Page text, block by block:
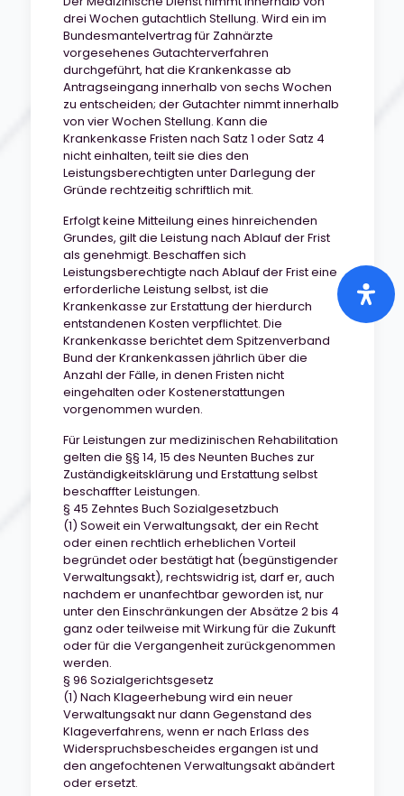
drei Wochen gutachtlich Stellung. Wird ein im
Bundesmantelvertrag für Zahnärzte
vorgesehenes Gutachterverfahren
durchgeführt, hat die Krankenkasse ab
Antragseingang innerhalb von sechs Wochen
zu entscheiden; der Gutachter nimmt innerhalb
von vier Wochen Stellung. Kann die
Krankenkasse Fristen nach Satz 1 oder Satz 4
nicht einhalten, teilt sie dies den
Leistungsberechtigten unter Darlegung der
Gründe rechtzeitig schriftlich mit.
Erfolgt keine Mitteilung eines hinreichenden
Grundes, gilt die Leistung nach Ablauf der Frist
als genehmigt. Beschaffen sich
Leistungsberechtigte nach Ablauf der Frist eine
erforderliche Leistung selbst, ist die
Krankenkasse zur Erstattung der hierdurch
entstandenen Kosten verpflichtet. Die
Krankenkasse berichtet dem Spitzenverband
Bund der Krankenkassen jährlich über die
Anzahl der Fälle, in denen Fristen nicht
eingehalten oder Kostenerstattungen
vorgenommen wurden.
Für Leistungen zur medizinischen Rehabilitation
gelten die §§ 14, 15 des Neunten Buches zur
Zuständigkeitsklärung und Erstattung selbst
beschaffter Leistungen.
§ 45 Zehntes Buch Sozialgesetzbuch
(1) Soweit ein Verwaltungsakt, der ein Recht
oder einen rechtlich erheblichen Vorteil
begründet oder bestätigt hat (begünstigender
Verwaltungsakt), rechtswidrig ist, darf er, auch
nachdem er unanfechtbar geworden ist, nur
unter den Einschränkungen der Absätze 2 bis 4
ganz oder teilweise mit Wirkung für die Zukunft
oder für die Vergangenheit zurückgenommen
werden.
§ 96 Sozialgerichtsgesetz
(1) Nach Klageerhebung wird ein neuer
Verwaltungsakt nur dann Gegenstand des
Klageverfahrens, wenn er nach Erlass des
Widerspruchsbescheides ergangen ist und
den angefochtenen Verwaltungsakt abändert
oder ersetzt.